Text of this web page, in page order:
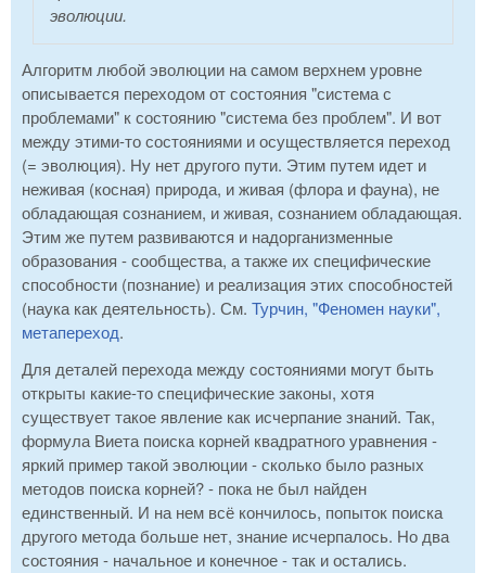
эволюции.
Алгоритм любой эволюции на самом верхнем уровне
описывается переходом от состояния "система с
проблемами" к состоянию "система без проблем". И вот
между этими-то состояниями и осуществляется переход
(= эволюция). Ну нет другого пути. Этим путем идет и
неживая (косная) природа, и живая (флора и фауна), не
обладающая сознанием, и живая, сознанием обладающая.
Этим же путем развиваются и надорганизменные
образования - сообщества, а также их специфические
способности (познание) и реализация этих способностей
(наука как деятельность). См. Турчин, "Феномен науки",
метапереход.
Для деталей перехода между состояниями могут быть
открыты какие-то специфические законы, хотя
существует такое явление как исчерпание знаний. Так,
формула Виета поиска корней квадратного уравнения -
яркий пример такой эволюции - сколько было разных
методов поиска корней? - пока не был найден
единственный. И на нем всё кончилось, попыток поиска
другого метода больше нет, знание исчерпалось. Но два
состояния - начальное и конечное - так и остались.